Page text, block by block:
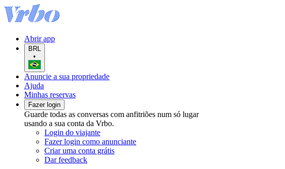
Abrir app
BRL
•
Anuncie a sua propriedade
Ajuda
Minhas reservas
Fazer login
Guarde todas as conversas com anfitriões num só lugar
usando a sua conta da Vrbo.
Login do viajante
Fazer login como anunciante
Criar uma conta grátis
Dar feedback